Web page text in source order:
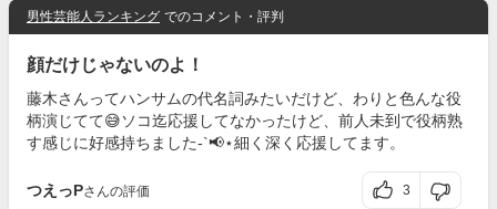
男性芸能人ランキング でのコメント・評判
顔だけじゃないのよ！
藤木さんってハンサムの代名詞みたいだけど、わりと色んな役
柄演じてて😅ソコ迄応援してなかったけど、前人未到で役柄熟
す感じに好感持ちました-`📢⋆細く深く応援してます。
つえっPさんの評価 3